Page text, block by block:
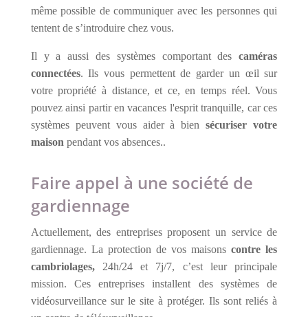
même possible de communiquer avec les personnes qui
tentent de s’introduire chez vous.
Il y a aussi des systèmes comportant descaméras
connectées. Ils vous permettent de garder un œil sur
votre propriété à distance, et ce, en temps réel. Vous
pouvez ainsi partir en vacances l'esprit tranquille, car ces
systèmes peuvent vous aider à biensécuriser votre
maison pendant vos absences..
Faire appel à une société de
gardiennage
Actuellement, des entreprises proposent un service de
gardiennage. La protection de vos maisonscontre les
cambriolages, 24h/24 et 7j/7, c’est leur principale
mission. Ces entreprises installent des systèmes de
vidéosurveillance sur le site à protéger. Ils sont reliés à